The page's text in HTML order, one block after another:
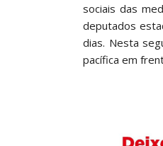
sociais das
deputados
dias. Nesta
pacífica em